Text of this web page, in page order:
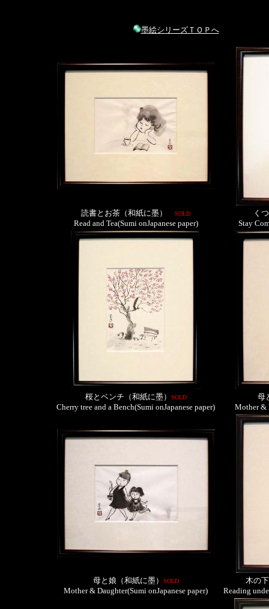
墨絵シリーズＴＯＰへ
読書とお茶（和紙に墨） SOLD
Read and Tea(Sumi onJapanese paper)
く
Stay
桜とベンチ（和紙に墨） SOLD
Cherry tree and a Bench(Sumi onJapanese paper)
母
Mother &
母と娘（和紙に墨） SOLD
Mother & Daughter(Sumi onJapanese paper)
木の
Reading